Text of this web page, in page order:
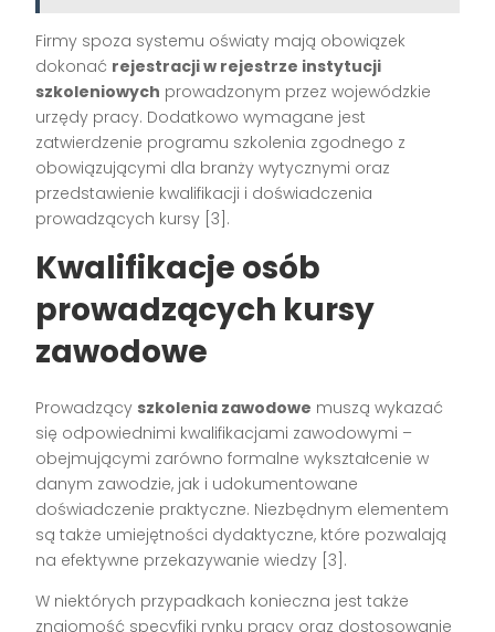
Firmy spoza systemu oświaty mają obowiązek
dokonać rejestracji w rejestrze instytucji
szkoleniowych prowadzonym przez wojewódzkie
urzędy pracy. Dodatkowo wymagane jest
zatwierdzenie programu szkolenia zgodnego z
obowiązującymi dla branży wytycznymi oraz
przedstawienie kwalifikacji i doświadczenia
prowadzących kursy [3] .
Kwalifikacje osób
prowadzących kursy
zawodowe
Prowadzący szkolenia zawodowe muszą wykazać
się odpowiednimi kwalifikacjami zawodowymi –
obejmującymi zarówno formalne wykształcenie w
danym zawodzie, jak i udokumentowane
doświadczenie praktyczne. Niezbędnym elementem
są także umiejętności dydaktyczne, które pozwalają
na efektywne przekazywanie wiedzy [3] .
W niektórych przypadkach konieczna jest także
znajomość specyfiki rynku pracy oraz dostosowanie